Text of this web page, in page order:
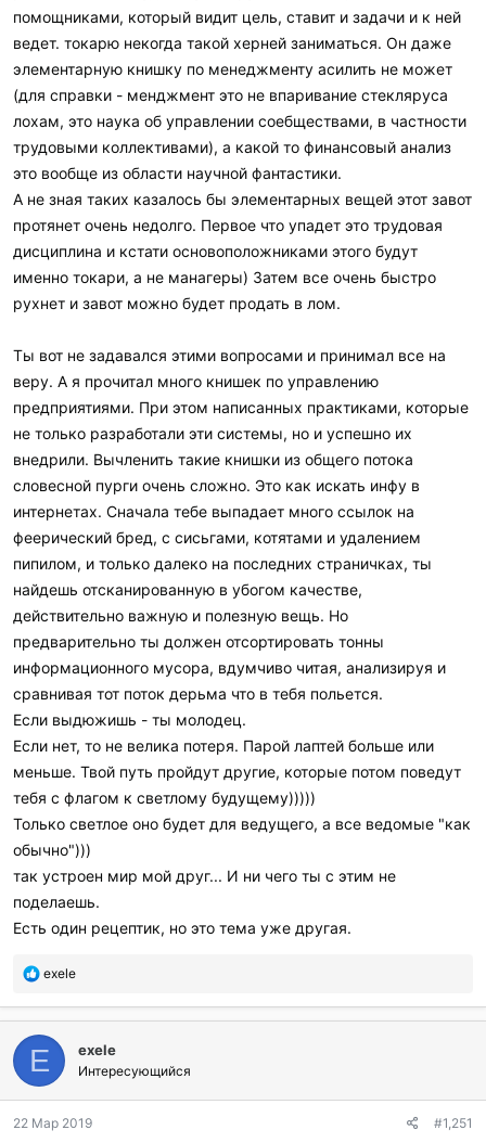
помощниками, который видит цель, ставит и задачи и к ней
ведет. токарю некогда такой херней заниматься. Он даже
элементарную книшку по менеджменту асилить не может
(для справки - менджмент это не впаривание стекляруса
лохам, это наука об управлении соебществами, в частности
трудовыми коллективами), а какой то финансовый анализ
это вообще из области научной фантастики.
А не зная таких казалось бы элементарных вещей этот завот
протянет очень недолго. Первое что упадет это трудовая
дисциплина и кстати основоположниками этого будут
именно токари, а не манагеры) Затем все очень быстро
рухнет и завот можно будет продать в лом.
Ты вот не задавался этими вопросами и принимал все на
веру. А я прочитал много книшек по управлению
предприятиями. При этом написанных практиками, которые
не только разработали эти системы, но и успешно их
внедрили. Вычленить такие книшки из общего потока
словесной пурги очень сложно. Это как искать инфу в
интернетах. Сначала тебе выпадает много ссылок на
феерический бред, с сисьгами, котятами и удалением
пипилом, и только далеко на последних страничках, ты
найдешь отсканированную в убогом качестве,
действительно важную и полезную вещь. Но
предварительно ты должен отсортировать тонны
информационного мусора, вдумчиво читая, анализируя и
сравнивая тот поток дерьма что в тебя польется.
Если выдюжишь - ты молодец.
Если нет, то не велика потеря. Парой лаптей больше или
меньше. Твой путь пройдут другие, которые потом поведут
тебя с флагом к светлому будущему)))))
Только светлое оно будет для ведущего, а все ведомые "как
обычно")))
так устроен мир мой друг... И ни чего ты с этим не
поделаешь.
Есть один рецептик, но это тема уже другая.
П
б
л
а
г
о
а
exele
E exele
Интересующийся
22 Мар 2019 #1,251